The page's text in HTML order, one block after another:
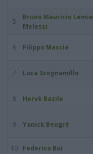
5
Bruno Mauricio
Melessi
6 Filippo Mascia
7 Luca Scognamillo
8 Hervè Bazile
9 Yanick Beugré
10 Federico Boi